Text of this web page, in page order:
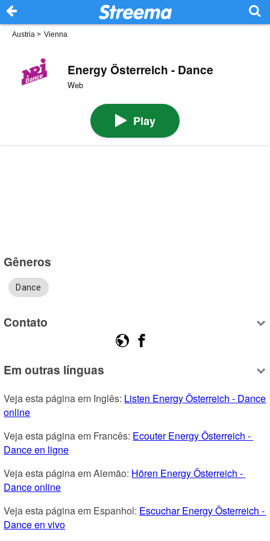
Austria > Vienna
Energy Österreich - Dance
Web
Play
Gêneros
Dance
Contato
Em outras línguas
Veja esta página em Inglês: Listen Energy Österreich - Dance
online
Veja esta página em Francês: Ecouter Energy Österreich -
Dance en ligne
Veja esta página em Alemão: Hören Energy Österreich -
Dance online
Veja esta página em Espanhol: Escuchar Energy Österreich -
Dance en vivo